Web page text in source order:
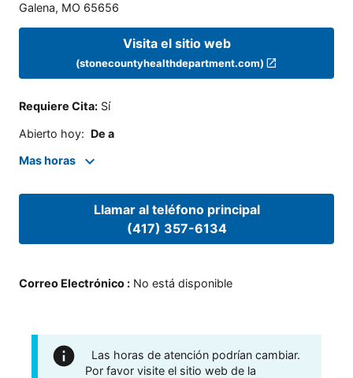
Galena, MO 65656
Visita el sitio web
(stonecountyhealthdepartment.com)
Requiere Cita: Sí
Abierto hoy: De a
Mas horas
Llamar al teléfono principal
(417) 357-6134
Correo Electrónico : No está disponible
Las horas de atención podrían cambiar.
Por favor visite el sitio web de la